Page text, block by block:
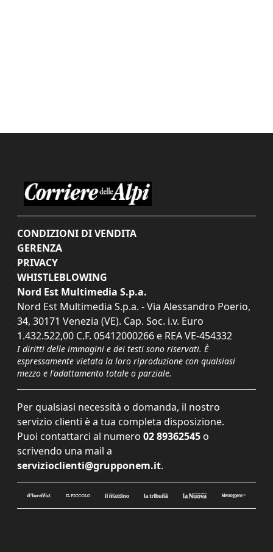
CONDIZIONI DI VENDITA
GERENZA
PRIVACY
WHISTLEBLOWING
Nord Est Multimedia S.p.a.
Nord Est Multimedia S.p.a. - Via Alessandro Poerio,
34, 30171 Venezia (VE). Cap. Soc. i.v. Euro
1.432.522,00 C.F. 05412000266 e REA VE-454332
I diritti delle immagini e dei testi sono riservati. È
espressamente vietata la loro riproduzione con qualsiasi
mezzo e l'adattamento totale o parziale.
Per qualsiasi necessità o domanda, il nostro
servizio clienti è a tua completa disposizione.
Puoi contattarci al numero 02 89362545 o
scrivendo una mail a
servizioclienti@grupponem.it.